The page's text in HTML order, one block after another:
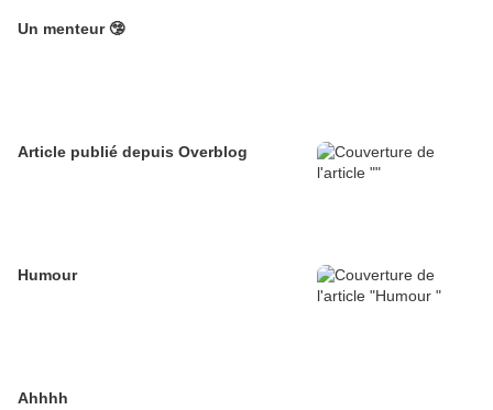
Un menteur 🤥
Article publié depuis Overblog
Humour
Ahhhh